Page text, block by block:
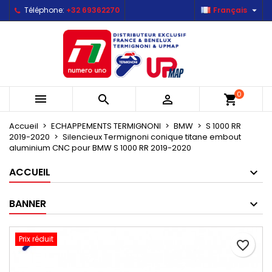
Téléphone: +32 69362270 Français 
   shopping_cart0
Accueil ECHAPPEMENTS TERMIGNONI BMW
S 1000 RR
2019-2020
Silencieux Termignoni conique titane embout
aluminium CNC pour BMW S 1000 RR 2019-2020
ACCUEIL
BANNER
Prix réduit favorite_border
Mes listes d'envies ×
Créer une nouvelle liste
Créer une liste d'envies ×
Nom de la liste d'envies
Connexion ×
Vous devez être connecté pour ajouter des produits
à votre liste d'envies.
Annuler Connexion